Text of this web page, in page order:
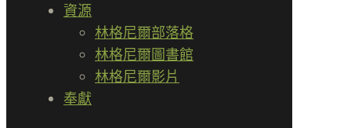
資源
林格尼爾部落格
林格尼爾圖書館
林格尼爾影片
奉獻